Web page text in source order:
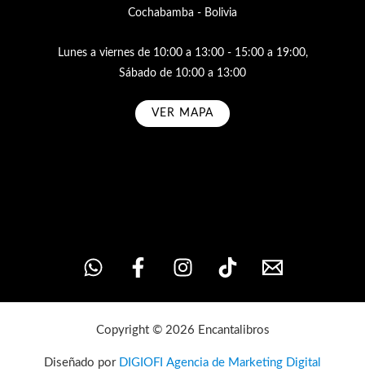
Cochabamba - Bolivia
Lunes a viernes de 10:00 a 13:00 - 15:00 a 19:00,
Sábado de 10:00 a 13:00
VER MAPA
Copyright © 2026 Encantalibros
Diseñado por DIGIOFI Agencia de Marketing Digital